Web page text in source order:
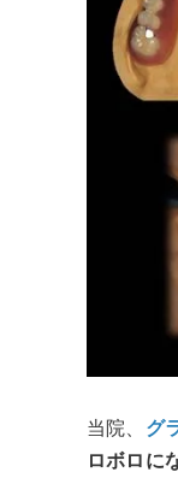
当院、 グ
ロボロに